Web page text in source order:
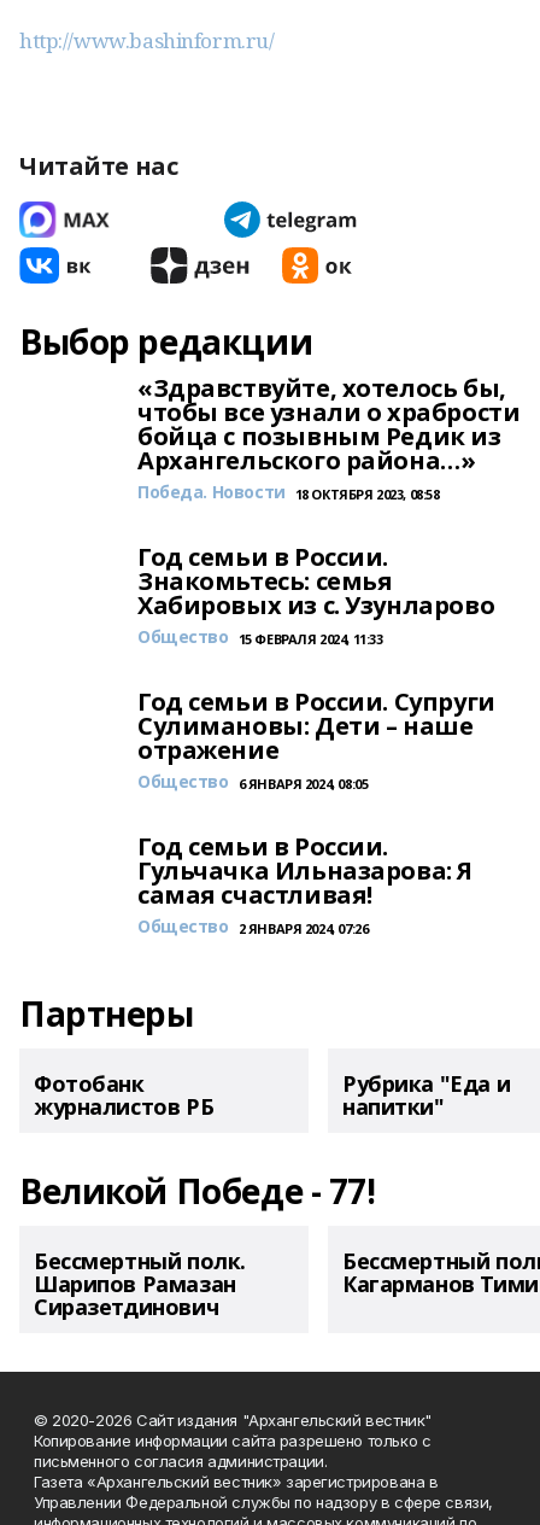
http://www.bashinform.ru/
Читайте нас
Выбор редакции
«Здравствуйте, хотелось бы,
чтобы все узнали о храбрости
бойца с позывным Редик из
Архангельского района…»
Победа. Новости 18 ОКТЯБРЯ 2023, 08:58
Год семьи в России.
Знакомьтесь: семья
Хабировых из с. Узунларово
Общество 15 ФЕВРАЛЯ 2024, 11:33
Год семьи в России. Супруги
Сулимановы: Дети – наше
отражение
Общество 6 ЯНВАРЯ 2024, 08:05
Год семьи в России.
Гульчачка Ильназарова: Я
самая счастливая!
Общество 2 ЯНВАРЯ 2024, 07:26
Партнеры
Фотобанк
журналистов РБ
Рубрика "Еда и
напитки"
Великой Победе - 77!
Бессмертный полк.
Шарипов Рамазан
Сиразетдинович
Бессмертный
Кагарманов
© 2020-2026 Сайт издания "Архангельский вестник"
Копирование информации сайта разрешено только с
письменного согласия администрации.
Газета «Архангельский вестник» зарегистрирована в
Управлении Федеральной службы по надзору в сфере связи,